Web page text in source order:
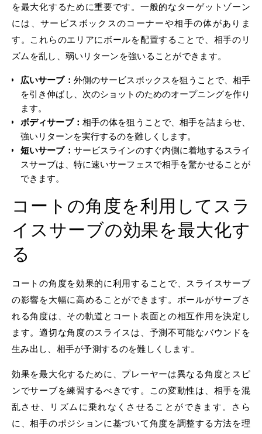
を最大化するために重要です。一般的なターゲットゾーン
には、サービスボックスのコーナーや相手の体がありま
す。これらのエリアにボールを配置することで、相手のリ
ズムを乱し、弱いリターンを強いることができます。
広いサーブ： 外側のサービスボックスを狙うことで、相手
を引き伸ばし、次のショットのためのオープニングを作り
ます。
ボディサーブ： 相手の体を狙うことで、相手を詰まらせ、
強いリターンを実行するのを難しくします。
短いサーブ： サービスラインのすぐ内側に着地するスライ
スサーブは、特に速いサーフェスで相手を驚かせることが
できます。
コートの角度を利用してスラ
イスサーブの効果を最大化す
る
コートの角度を効果的に利用することで、スライスサーブ
の影響を大幅に高めることができます。ボールがサーブさ
れる角度は、その軌道とコート表面との相互作用を決定し
ます。適切な角度のスライスは、予測不可能なバウンドを
生み出し、相手が予測するのを難しくします。
効果を最大化するために、プレーヤーは異なる角度とスピ
ンでサーブを練習するべきです。この変動性は、相手を混
乱させ、リズムに乗れなくさせることができます。さら
に、相手のポジションに基づいて角度を調整する方法を理